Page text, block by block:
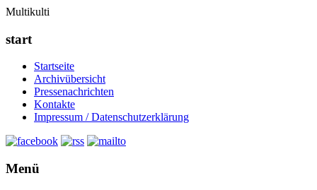
Multikulti
start
Startseite
Archivübersicht
Pressenachrichten
Kontakte
Impressum / Datenschutzerklärung
Menü